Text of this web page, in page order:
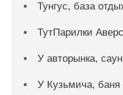
Тунгус, база
ТутПарилки
У авторынка,
У Кузьмича, баня